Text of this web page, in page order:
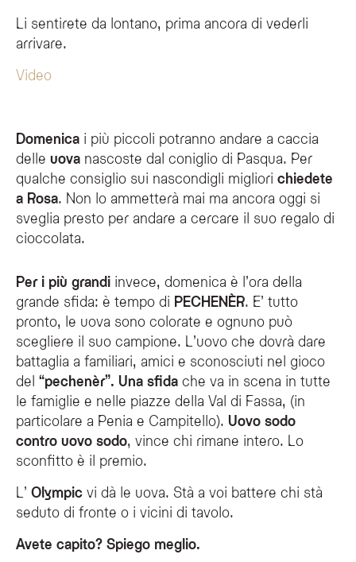
Li sentirete da lontano, prima ancora di vederli
arrivare.
Video
Domenica i più piccoli potranno andare a caccia
delle uova nascoste dal coniglio di Pasqua. Per
qualche consiglio sui nascondigli migliori chiedete
a Rosa. Non lo ammetterà mai ma ancora oggi si
sveglia presto per andare a cercare il suo regalo di
cioccolata.
Per i più grandi invece, domenica è l’ora della
grande sfida: è tempo di PECHENÈR. E’ tutto
pronto, le uova sono colorate e ognuno può
scegliere il suo campione. L’uovo che dovrà dare
battaglia a familiari, amici e sconosciuti nel gioco
del “pechenèr”. Una sfida che va in scena in tutte
le famiglie e nelle piazze della Val di Fassa, (in
particolare a Penia e Campitello). Uovo sodo
contro uovo sodo, vince chi rimane intero. Lo
sconfitto è il premio.
L’ Olympic vi dà le uova. Stà a voi battere chi stà
seduto di fronte o i vicini di tavolo.
Avete capito? Spiego meglio.